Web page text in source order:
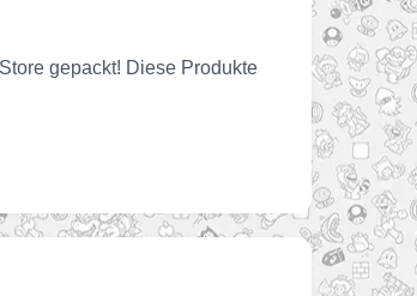
gepackt! Diese Produkte